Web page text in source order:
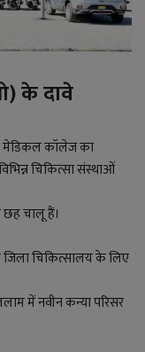
के दावे
मेडिकल कॉलेज का
चिकित्सा संस्थाओं
चालू हैं।
चिकित्सालय के लिए
में नवीन कन्या परिसर